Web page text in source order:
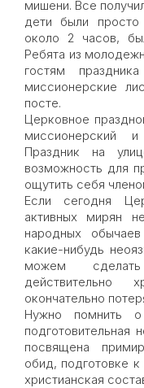
мишени. Все
дети были
около 2 часов,
Ребята из
гостям
миссионерские
посте.
Церковное
миссионерский и
Праздник на
возможность для
ощутить себя
Если сегодня
активных мирян
народных
какие-нибудь
можем
действительно
окончательно
Нужно помнить
посвящена
обид, подготовке
христианская